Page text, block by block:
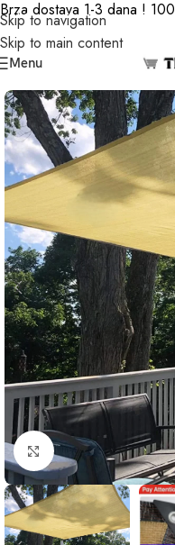
Skip to navigation
Skip to main content
Brza dostava 1-3 dana !
Menu
Click to enlarge